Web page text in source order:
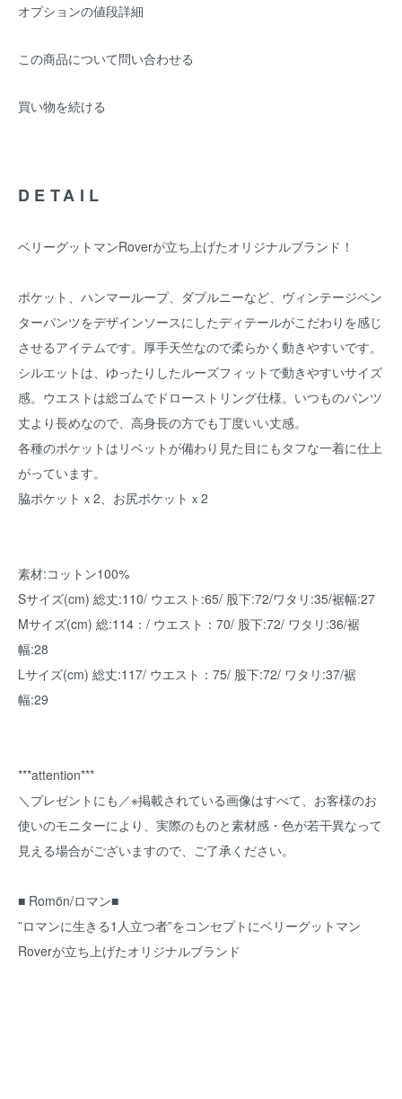
オプションの値段詳細
この商品について問い合わせる
買い物を続ける
DETAIL
ベリーグットマンRoverが立ち上げたオリジナルブランド！
ポケット、ハンマーループ、ダブルニーなど、ヴィンテージペン
ターパンツをデザインソースにしたディテールがこだわりを感じ
させるアイテムです。厚手天竺なので柔らかく動きやすいです。
シルエットは、ゆったりしたルーズフィットで動きやすいサイズ
感。ウエストは総ゴムでドローストリング仕様。いつものパンツ
丈より長めなので、高身長の方でも丁度いい丈感。
各種のポケットはリベットが備わり見た目にもタフな一着に仕上
がっています。
脇ポケットｘ2、お尻ポケットｘ2
素材:コットン100%
Sサイズ(cm) 総丈:110/ ウエスト:65/ 股下:72/ワタリ:35/裾幅:27
Mサイズ(cm) 総:114：/ ウエスト：70/ 股下:72/ ワタリ:36/裾
幅:28
Lサイズ(cm) 総丈:117/ ウエスト：75/ 股下:72/ ワタリ:37/裾
幅:29
***attention***
＼プレゼントにも／※掲載されている画像はすべて、お客様のお
使いのモニターにより、実際のものと素材感・色が若干異なって
見える場合がございますので、ご了承ください。
■ Romön/ロマン■
”ロマンに生きる1人立つ者”をコンセプトにベリーグットマン
Roverが立ち上げたオリジナルブランド